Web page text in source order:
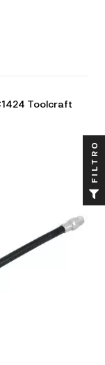
Toolcraft
FILTRO